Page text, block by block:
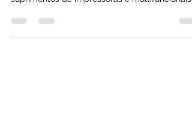
multifuncionais?